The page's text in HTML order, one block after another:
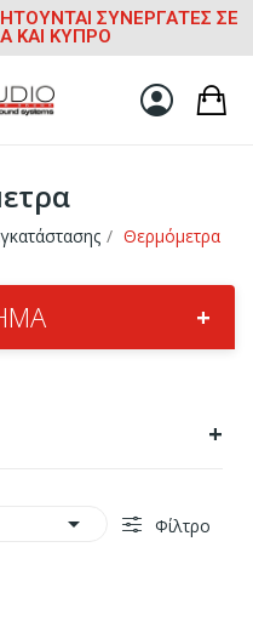
ΣΥΝΕΡΓΑΤΕΣ ΣΕ
ΚΑΙ ΚΥΠΡΟ
Θερμόμετρα
+
+
 Φίλτρο